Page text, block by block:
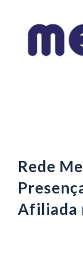
Rede
Afiliada